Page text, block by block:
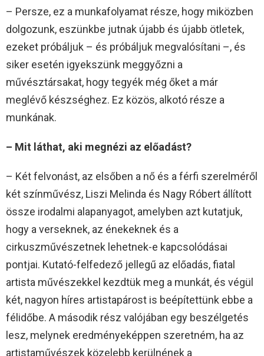
– Persze, ez a munkafolyamat része, hogy miközben
dolgozunk, eszünkbe jutnak újabb és újabb ötletek,
ezeket próbáljuk – és próbáljuk megvalósítani –, és
siker esetén igyekszünk meggyőzni a
művésztársakat, hogy tegyék még őket a már
meglévő készséghez. Ez közös, alkotó része a
munkának.
– Mit láthat, aki megnézi az előadást?
– Két felvonást, az elsőben a nő és a férfi szerelméről
két színművész, Liszi Melinda és Nagy Róbert állított
össze irodalmi alapanyagot, amelyben azt kutatjuk,
hogy a verseknek, az énekeknek és a
cirkuszművészetnek lehetnek-e kapcsolódásai
pontjai. Kutató-felfedező jellegű az előadás, fiatal
artista művészekkel kezdtük meg a munkát, és végül
két, nagyon híres artistapárost is beépítettünk ebbe a
félidőbe. A második rész valójában egy beszélgetés
lesz, melynek eredményeképpen szeretném, ha az
artistaművészek közelebb kerülnének a